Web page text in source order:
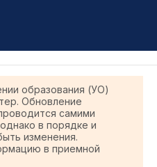
образования (УО)
Обновление
самими
в порядке и
изменения.
в приемной